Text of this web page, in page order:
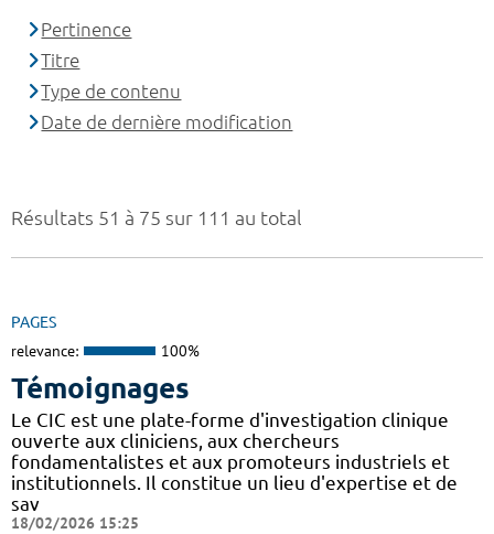
Résultats 51 à 75 sur 111 au total
PAGES
relevance: 100%
Témoignages
Le CIC est une plate-forme d'investigation clinique
ouverte aux cliniciens, aux chercheurs
fondamentalistes et aux promoteurs industriels et
institutionnels. Il constitue un lieu d'expertise et de
sav
18/02/2026 15:25
Pertinence
Titre
Type de contenu
Date de dernière modification